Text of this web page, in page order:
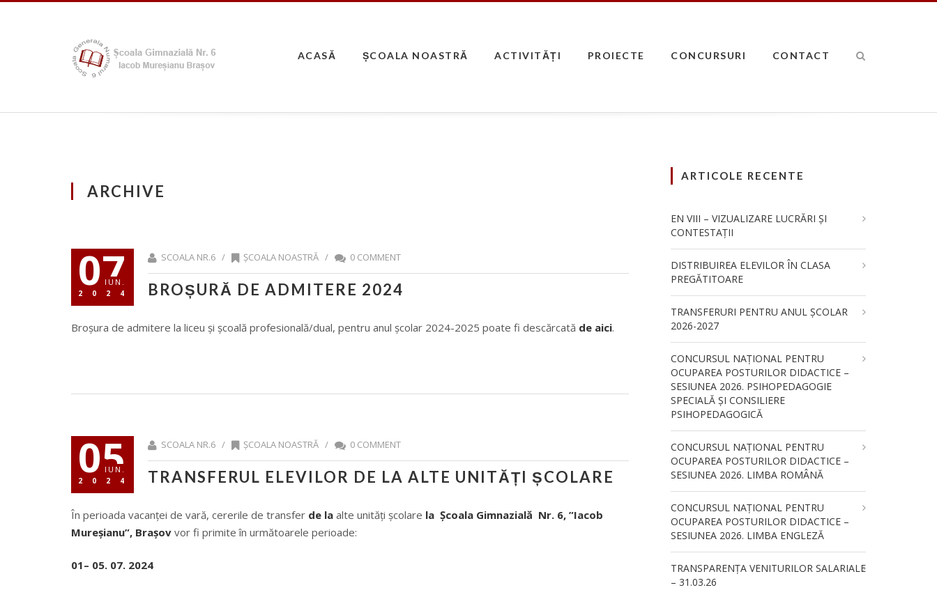
ACASĂ ȘCOALA NOASTRĂ ACTIVITĂȚI PROIECTE CONCURSURI CONTACT
ARCHIVE
07
IUN.
2024
SCOALA NR.6 / ȘCOALA NOASTRĂ / 0 COMMENT
BROȘURĂ DE ADMITERE 2024
Broșura de admitere la liceu și școală profesională/dual, pentru anul școlar 2024-2025 poate fi descărcată de aici.
05
IUN.
2024
SCOALA NR.6 / ȘCOALA NOASTRĂ / 0 COMMENT
TRANSFERUL ELEVILOR DE LA ALTE UNITĂȚI ȘCOLARE
În perioada vacanței de vară, cererile de transfer de la alte unități școlare la Școala Gimnazială Nr. 6, ”Iacob
Mureșianu”, Brașov vor fi primite în următoarele perioade:
01– 05. 07. 2024
ARTICOLE RECENTE
EN VIII – VIZUALIZARE LUCRĂRI ȘI
CONTESTAȚII
DISTRIBUIREA ELEVILOR ÎN CLASA
PREGĂTITOARE
TRANSFERURI PENTRU ANUL ȘCOLAR
2026-2027
CONCURSUL NAŢIONAL PENTRU
OCUPAREA POSTURILOR DIDACTICE –
SESIUNEA 2026. PSIHOPEDAGOGIE
SPECIALĂ ȘI CONSILIERE
PSIHOPEDAGOGICĂ
CONCURSUL NAŢIONAL PENTRU
OCUPAREA POSTURILOR DIDACTICE –
SESIUNEA 2026. LIMBA ROMÂNĂ
CONCURSUL NAŢIONAL PENTRU
OCUPAREA POSTURILOR DIDACTICE –
SESIUNEA 2026. LIMBA ENGLEZĂ
TRANSPARENȚA VENITURILOR SALARIALE
– 31.03.26